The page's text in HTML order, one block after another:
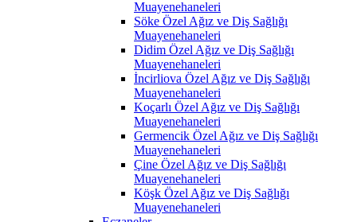
Muayenehaneleri
Söke Özel Ağız ve Diş Sağlığı
Muayenehaneleri
Didim Özel Ağız ve Diş Sağlığı
Muayenehaneleri
İncirliova Özel Ağız ve Diş Sağlığı
Muayenehaneleri
Koçarlı Özel Ağız ve Diş Sağlığı
Muayenehaneleri
Germencik Özel Ağız ve Diş Sağlığı
Muayenehaneleri
Çine Özel Ağız ve Diş Sağlığı
Muayenehaneleri
Köşk Özel Ağız ve Diş Sağlığı
Muayenehaneleri